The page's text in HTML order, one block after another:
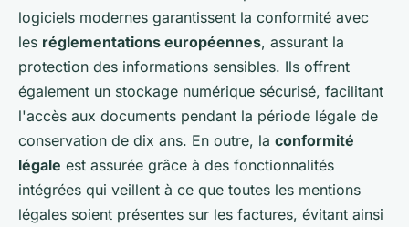
logiciels modernes garantissent la conformité avec
les réglementations européennes, assurant la
protection des informations sensibles. Ils offrent
également un stockage numérique sécurisé, facilitant
l'accès aux documents pendant la période légale de
conservation de dix ans. En outre, la conformité
légale est assurée grâce à des fonctionnalités
intégrées qui veillent à ce que toutes les mentions
légales soient présentes sur les factures, évitant ainsi